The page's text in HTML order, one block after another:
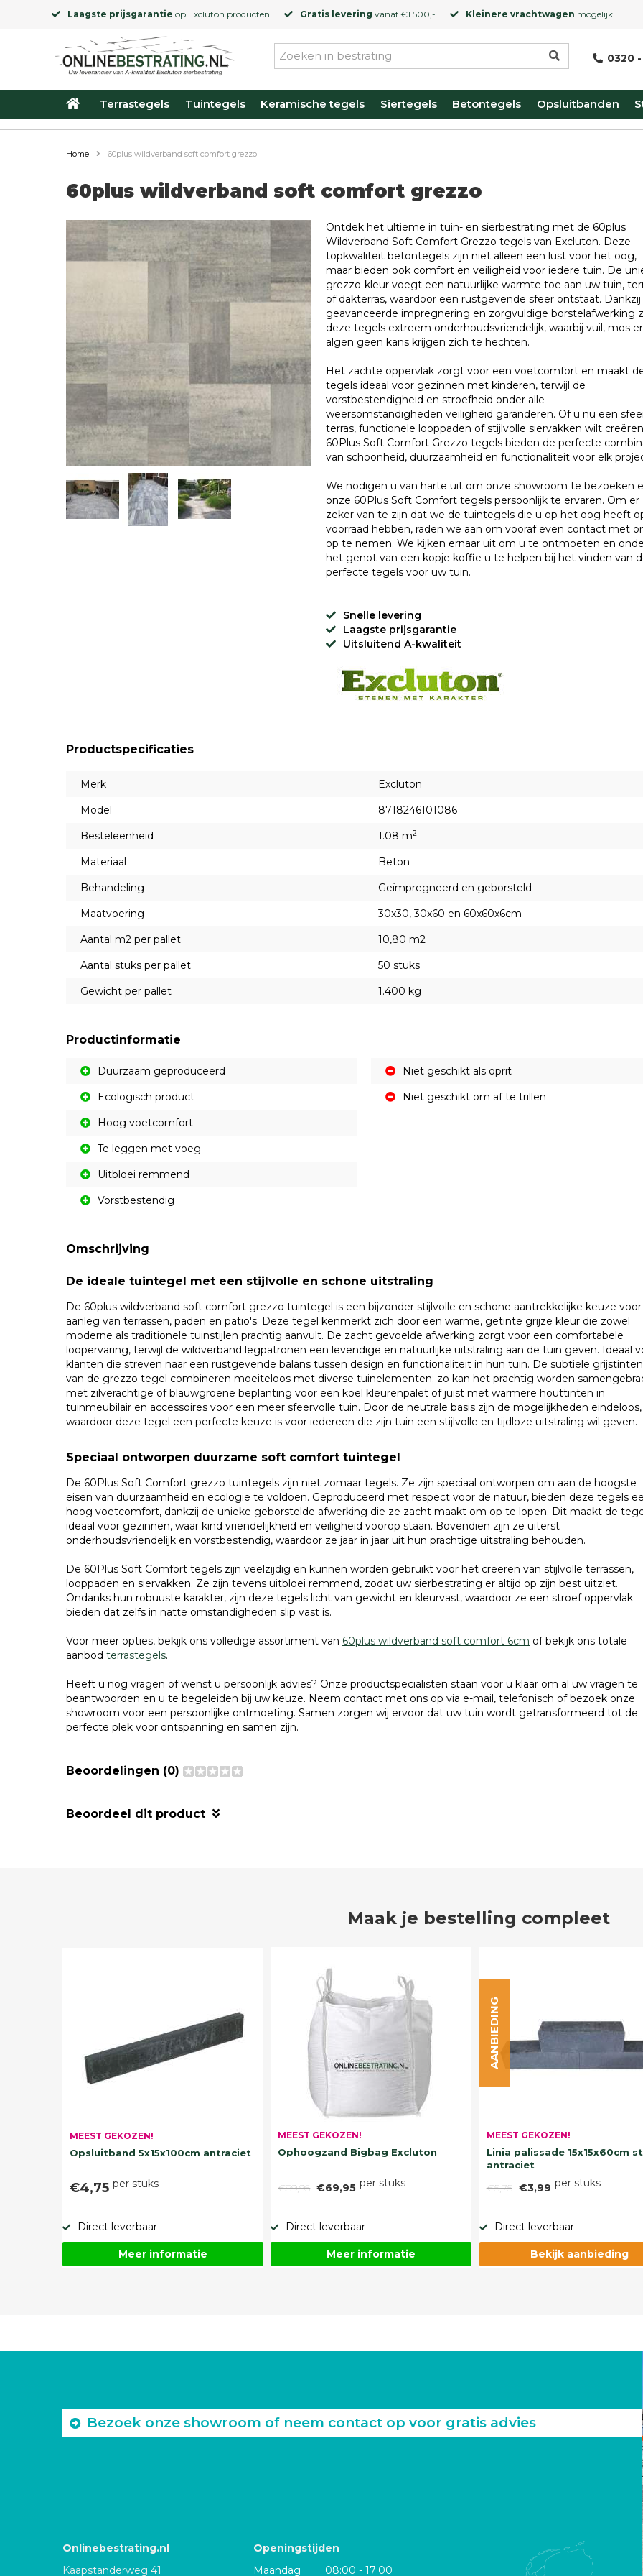
Laagste prijsgarantie op Excluton producten Gratis levering vanaf €1.500,- Kleinere vrachtwagen mogelijk
0320 -
Terrastegels Tuintegels Keramische tegels Siertegels Betontegels Opsluitbanden
Home 60plus wildverband soft comfort grezzo
60plus wildverband soft comfort grezzo
Ontdek het ultieme in tuin- en sierbestrating met de 60plus
Wildverband Soft Comfort Grezzo tegels van Excluton. Deze
topkwaliteit betontegels zijn niet alleen een lust voor het oog,
maar bieden ook comfort en veiligheid voor iedere tuin. De
grezzo-kleur voegt een natuurlijke warmte toe aan uw tuin,
of dakterras, waardoor een rustgevende sfeer ontstaat. Dankzij
geavanceerde impregnering en zorgvuldige borstelafwerking
deze tegels extreem onderhoudsvriendelijk, waarbij vuil, mos
algen geen kans krijgen zich te hechten.
Het zachte oppervlak zorgt voor een voetcomfort en maakt
tegels ideaal voor gezinnen met kinderen, terwijl de
vorstbestendigheid en stroefheid onder alle
weersomstandigheden veiligheid garanderen. Of u nu een
terras, functionele looppaden of stijlvolle siervakken wilt
60Plus Soft Comfort Grezzo tegels bieden de perfecte
van schoonheid, duurzaamheid en functionaliteit voor elk
We nodigen u van harte uit om onze showroom te bezoeken
onze 60Plus Soft Comfort tegels persoonlijk te ervaren. Om er
zeker van te zijn dat we de tuintegels die u op het oog heeft
voorraad hebben, raden we aan om vooraf even contact met
op te nemen. We kijken ernaar uit om u te ontmoeten en
het genot van een kopje koffie u te helpen bij het vinden van
perfecte tegels voor uw tuin.
Snelle levering
Laagste prijsgarantie
Uitsluitend A-kwaliteit
Productspecificaties
Merk
Excluton
Model
8718246101086
Besteleenheid
1.08 m2
Materiaal
Beton
Behandeling
Geïmpregneerd en geborsteld
Maatvoering
30x30, 30x60 en 60x60x6cm
Aantal m2 per pallet
10,80 m2
Aantal stuks per pallet
50 stuks
Gewicht per pallet
1.400 kg
Productinformatie
Duurzaam geproduceerd
Ecologisch product
Hoog voetcomfort
Te leggen met voeg
Uitbloei remmend
Vorstbestendig
Niet geschikt als oprit
Niet geschikt om af te trillen
Omschrijving
De ideale tuintegel met een stijlvolle en schone uitstraling
De 60plus wildverband soft comfort grezzo tuintegel is een bijzonder stijlvolle en schone aantrekkelijke keuze
aanleg van terrassen, paden en patio's. Deze tegel kenmerkt zich door een warme, getinte grijze kleur die zowel
moderne als traditionele tuinstijlen prachtig aanvult. De zacht gevoelde afwerking zorgt voor een comfortabele
loopervaring, terwijl de wildverband legpatronen een levendige en natuurlijke uitstraling aan de tuin geven. Ideaal
klanten die streven naar een rustgevende balans tussen design en functionaliteit in hun tuin. De subtiele grijstinten
van de grezzo tegel combineren moeiteloos met diverse tuinelementen; zo kan het prachtig worden
met zilverachtige of blauwgroene beplanting voor een koel kleurenpalet of juist met warmere houttinten in
tuinmeubilair en accessoires voor een meer sfeervolle tuin. Door de neutrale basis zijn de mogelijkheden eindeloos,
waardoor deze tegel een perfecte keuze is voor iedereen die zijn tuin een stijlvolle en tijdloze uitstraling wil geven.
Speciaal ontworpen duurzame soft comfort tuintegel
De 60Plus Soft Comfort grezzo tuintegels zijn niet zomaar tegels. Ze zijn speciaal ontworpen om aan de hoogste
eisen van duurzaamheid en ecologie te voldoen. Geproduceerd met respect voor de natuur, bieden deze tegels
hoog voetcomfort, dankzij de unieke geborstelde afwerking die ze zacht maakt om op te lopen. Dit maakt de
ideaal voor gezinnen, waar kind vriendelijkheid en veiligheid voorop staan. Bovendien zijn ze uiterst
onderhoudsvriendelijk en vorstbestendig, waardoor ze jaar in jaar uit hun prachtige uitstraling behouden.
De 60Plus Soft Comfort tegels zijn veelzijdig en kunnen worden gebruikt voor het creëren van stijlvolle terrassen,
looppaden en siervakken. Ze zijn tevens uitbloei remmend, zodat uw sierbestrating er altijd op zijn best uitziet.
Ondanks hun robuuste karakter, zijn deze tegels licht van gewicht en kleurvast, waardoor ze een stroef oppervlak
bieden dat zelfs in natte omstandigheden slip vast is.
Voor meer opties, bekijk ons volledige assortiment van 60plus wildverband soft comfort 6cm of bekijk ons totale
aanbod terrastegels.
Heeft u nog vragen of wenst u persoonlijk advies? Onze productspecialisten staan voor u klaar om al uw vragen te
beantwoorden en u te begeleiden bij uw keuze. Neem contact met ons op via e-mail, telefonisch of bezoek onze
showroom voor een persoonlijke ontmoeting. Samen zorgen wij ervoor dat uw tuin wordt getransformeerd tot de
perfecte plek voor ontspanning en samen zijn.
Beoordelingen (0)
Beoordeel dit product
Maak je bestelling compleet
MEEST GEKOZEN!
Opsluitband 5x15x100cm antraciet
€4,75 per stuks
Direct leverbaar
Meer informatie
MEEST GEKOZEN!
Ophoogzand Bigbag Excluton
€89,95 €69,95 per stuks
Direct leverbaar
Meer informatie
MEEST GEKOZEN!
Linia palissade 15x15x60cm
antraciet
€5,75 €3,99 per stuks
AANBIEDING
Direct leverbaar
Bekijk aanbieding
Bezoek onze showroom of neem contact op voor gratis advies
Onlinebestrating.nl
Kaapstanderweg 41
Openingstijden
Maandag
08:00 - 17:00